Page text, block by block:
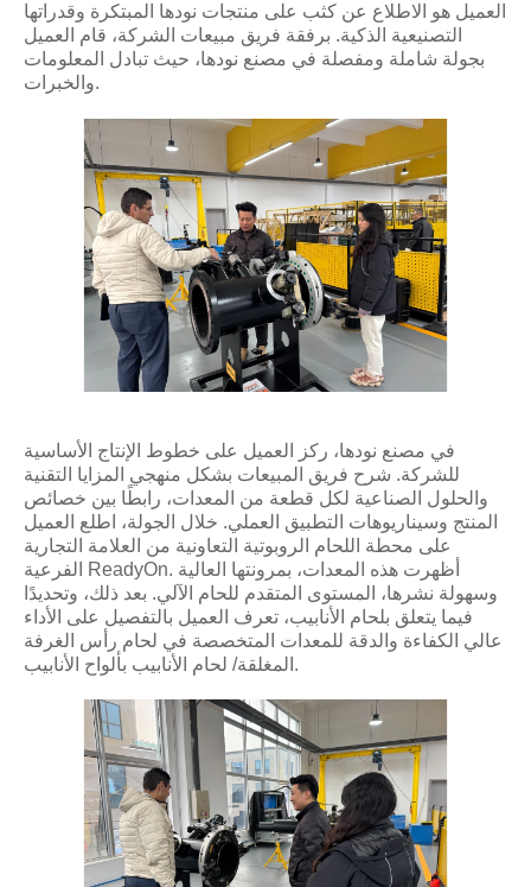
العميل هو الاطلاع عن كثب على منتجات نودها المبتكرة وقدراتها
التصنيعية الذكية. برفقة فريق مبيعات الشركة، قام العميل
بجولة شاملة ومفصلة في مصنع نودها، حيث تبادل المعلومات
والخبرات.
في مصنع نودها، ركز العميل على خطوط الإنتاج الأساسية
للشركة. شرح فريق المبيعات بشكل منهجي المزايا التقنية
والحلول الصناعية لكل قطعة من المعدات، رابطًا بين خصائص
المنتج وسيناريوهات التطبيق العملي. خلال الجولة، اطلع العميل
على محطة اللحام الروبوتية التعاونية من العلامة التجارية
الفرعية ReadyOn. أظهرت هذه المعدات، بمرونتها العالية
وسهولة نشرها، المستوى المتقدم للحام الآلي. بعد ذلك، وتحديدًا
فيما يتعلق بلحام الأنابيب، تعرف العميل بالتفصيل على الأداء
عالي الكفاءة والدقة للمعدات المتخصصة في لحام رأس الغرفة
المغلقة/ لحام الأنابيب بألواح الأنابيب.